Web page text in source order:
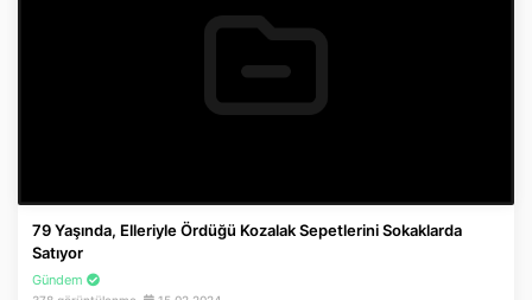
79 Yaşında, Elleriyle Ördüğü Kozalak Sepetlerini Sokaklarda
Satıyor
Gündem